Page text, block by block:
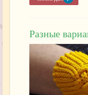
Разные